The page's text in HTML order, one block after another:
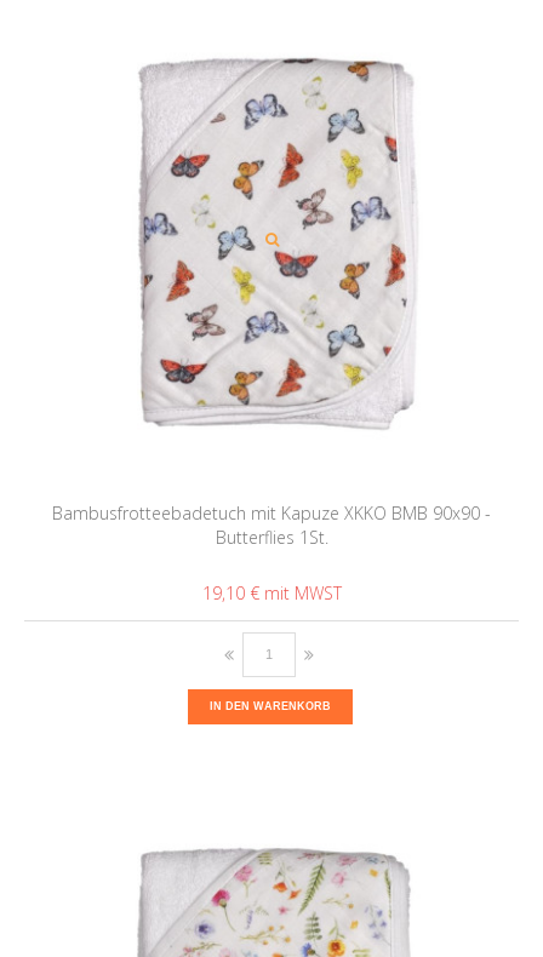
Bambusfrotteebadetuch mit Kapuze XKKO BMB 90x90 -
Butterflies 1St.
19,10 €
IN DEN WARENKORB